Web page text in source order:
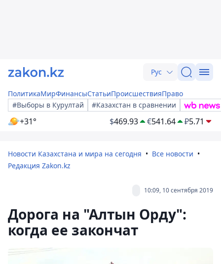
Рус
ПолитикаМирФинансыСтатьиПроисшествияПраво
#Выборы в Курултай
#Казахстан в сравнении
+31° $469.93 €541.64 ₽5.71
Новости Казахстана и мира на сегодня
Все новости
Редакция Zakon.kz
10:09, 10 сентября 2019
Дорога на "Алтын Орду":
когда ее закончат